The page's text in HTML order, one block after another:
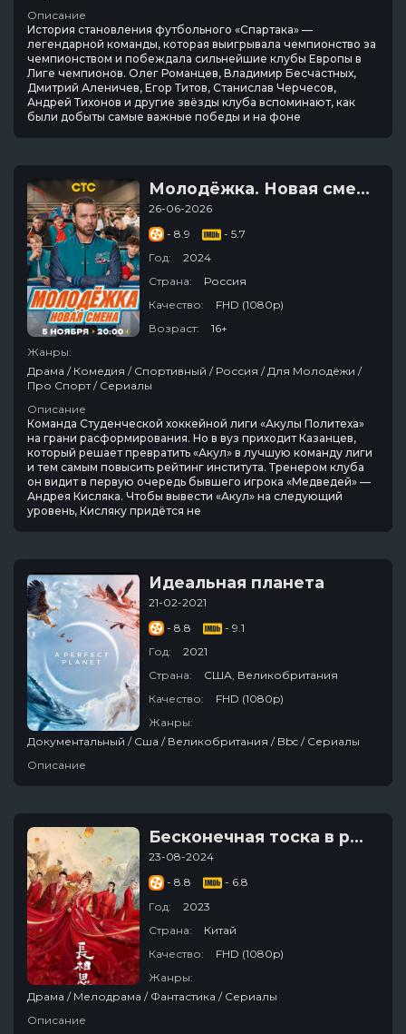
Описание
История становления футбольного «Спартака» —
легендарной команды, которая выигрывала чемпионство за
чемпионством и побеждала сильнейшие клубы Европы в
Лиге чемпионов. Олег Романцев, Владимир Бесчастных,
Дмитрий Аленичев, Егор Титов, Станислав Черчесов,
Андрей Тихонов и другие звёзды клуба вспоминают, как
были добыты самые важные победы и на фоне
Молодёжка. Новая смена
26-06-2026
- 8.9
- 5.7
Год:
2024
Страна:
Россия
Качество:
FHD (1080p)
Возраст:
16+
Жанры:
Драма / Комедия / Спортивный / Россия / Для Молодёжи /
Про Спорт / Сериалы
Описание
Команда Студенческой хоккейной лиги «Акулы Политеха»
на грани расформирования. Но в вуз приходит Казанцев,
который решает превратить «Акул» в лучшую команду лиги
и тем самым повысить рейтинг института. Тренером клуба
он видит в первую очередь бывшего игрока «Медведей» —
Андрея Кисляка. Чтобы вывести «Акул» на следующий
уровень, Кисляку придётся не
Идеальная планета
21-02-2021
- 8.8
- 9.1
Год:
2021
Страна:
США, Великобритания
Качество:
FHD (1080p)
Жанры:
Документальный / Сша / Великобритания / Bbc / Сериалы
Описание
Бесконечная тоска в разлуке
23-08-2024
- 8.8
- 6.8
Год:
2023
Страна:
Китай
Качество:
FHD (1080p)
Жанры:
Драма / Мелодрама / Фантастика / Сериалы
Описание